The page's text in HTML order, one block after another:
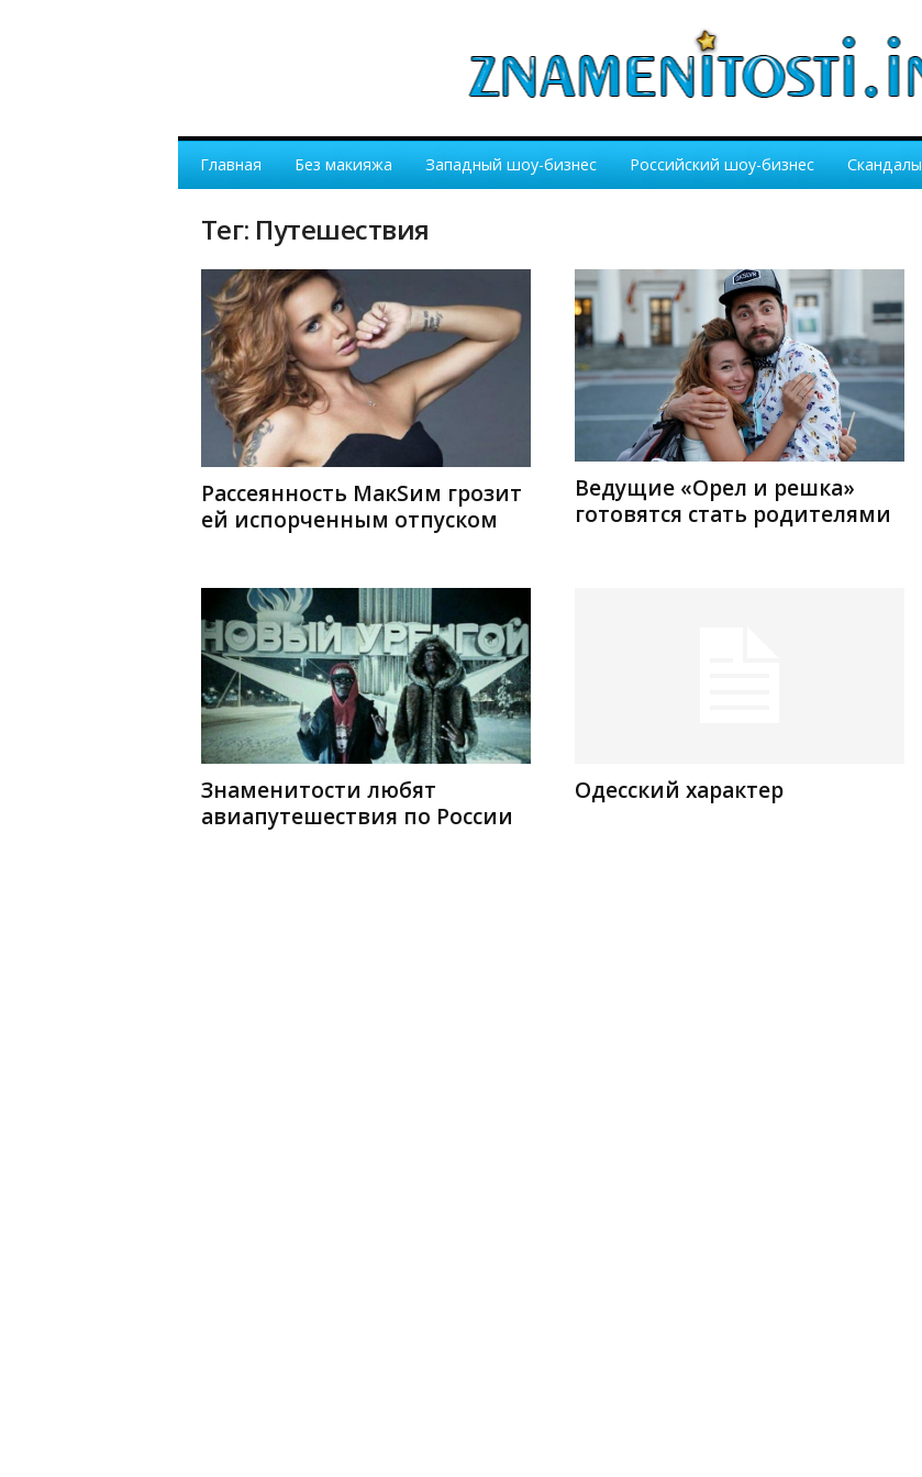
Главная Без макияжа Западный шоу-бизнес Российский шоу-бизнес Скандалы
Тег: Путешествия
Рассеянность МакSим грозит
ей испорченным отпуском
Ведущие «Орел и решка»
готовятся стать родителями
Знаменитости любят
авиапутешествия по России
Одесский характер